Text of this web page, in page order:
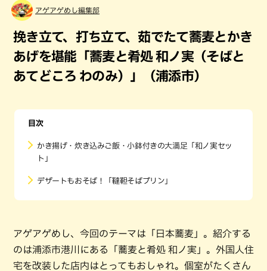
アゲアゲめし編集部
挽き立て、打ち立て、茹でたて蕎麦とかき
あげを堪能「蕎麦と肴処 和ノ実（そばと
あてどころ わのみ）」（浦添市）
目次
かき揚げ・炊き込みご飯・小鉢付きの大満足「和ノ実セッ
ト」
デザートもおそば！「韃靼そばプリン」
アゲアゲめし、今回のテーマは「日本蕎麦」。紹介する
のは浦添市港川にある「蕎麦と肴処 和ノ実」。外国人住
宅を改装した店内はとってもおしゃれ。個室がたくさん